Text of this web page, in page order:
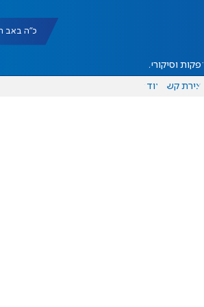
כ"ה באב תשפ"ו
הפקות וסיקורים
יצירת קשר עוד